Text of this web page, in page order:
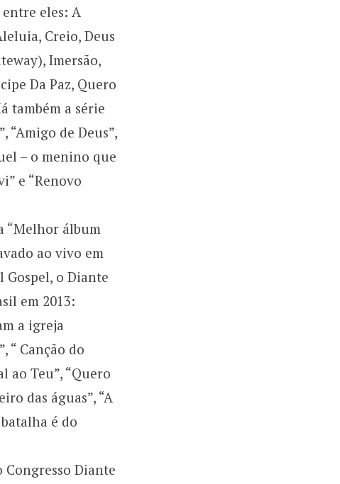
entre eles: A
Creio, Deus
Imersão,
Da Paz, Quero
também a série
“Amigo de Deus”,
– o menino que
e “Renovo
“Melhor álbum
ao vivo em
o Diante
em 2013:
a igreja
“ Canção do
ao Teu”, “Quero
das águas”, “A
é do
Diante